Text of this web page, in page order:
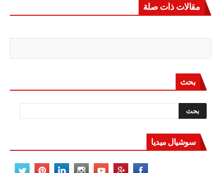
مقالات ذات صلة
بحث
سوشيال ميديا